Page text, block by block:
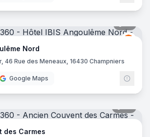
Ibis
Nord
46 Rue des Meneaux, 16430 Champniers
Google Maps
des Carmes